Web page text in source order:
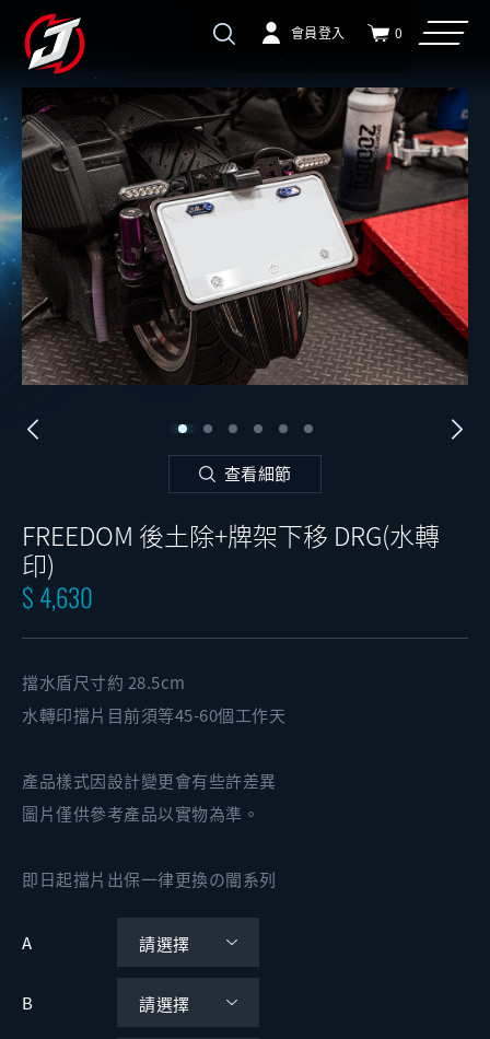
會員登入 0
查看細節
FREEDOM 後土除+牌架下移 DRG(水轉
印)
$ 4,630
擋水盾尺寸約 28.5cm
水轉印擋片目前須等45-60個工作天
產品樣式因設計變更會有些許差異
圖片僅供參考產品以實物為準。
即日起擋片出保一律更換の闇系列
A
B